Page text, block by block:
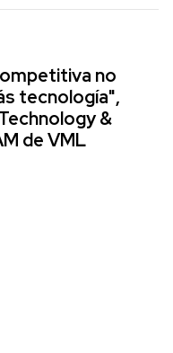
no
tecnología",
&
de VML